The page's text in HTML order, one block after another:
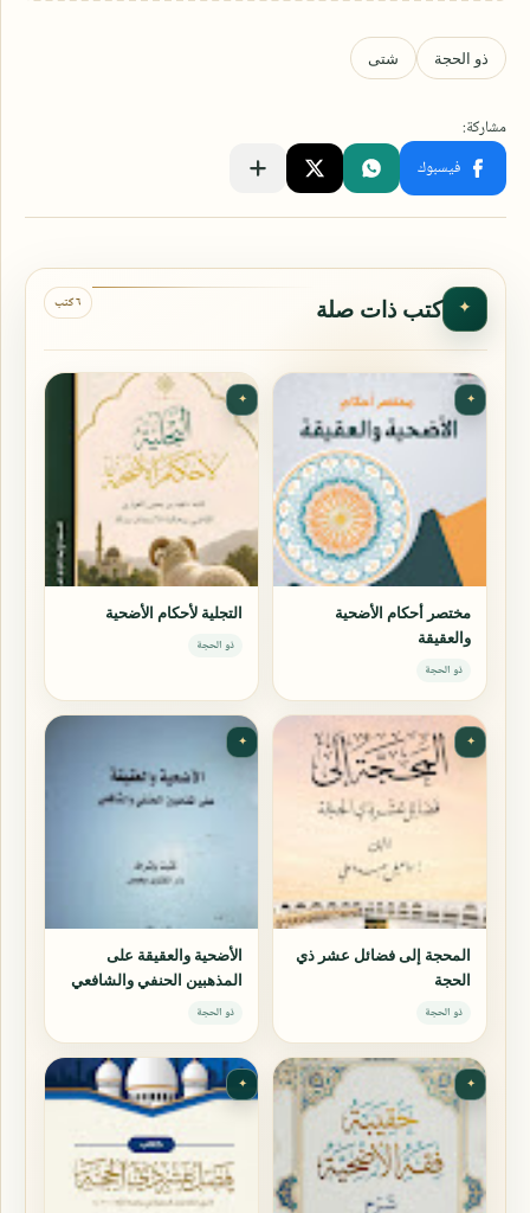
✦ كتب ذات صلة ٦ كتب
✦
مختصر أحكام الأضحية
والعقيقة
ذو الحجة
✦
التجلية لأحكام الأضحية
ذو الحجة
✦
المحجة إلى فضائل عشر ذي
الحجة
ذو الحجة
✦
الأضحية والعقيقة على
المذهبين الحنفي والشافعي
ذو الحجة
✦
✦